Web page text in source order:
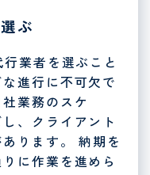
ぶ
業者を選ぶこと
進行に不可欠で
業務のスケ
、クライアント
ります。 納期を
に作業を進めら